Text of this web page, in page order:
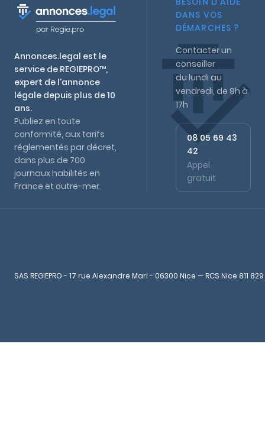
Annonces.legal est le
service de REGIEPRO™,
expert de l'annonce
légale depuis plus de 10
ans.
Publiez en toute
conformité, aux tarifs
réglementés par décret,
dans plus de 700
journaux habilités en
France et outre-mer.
DANS VOS
DÉMARCHES ?
Contacter un
conseiller
du lundi au
vendredi, de 9h à
17h
08 05 69 43
42
Appel
gratuit
SAS REGIEPRO - 17 rue Alexandre Mari - 06300 Nice — RCS Nice 811